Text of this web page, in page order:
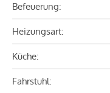
Befeuerung:
Heizungsart:
Küche:
Fahrstuhl: